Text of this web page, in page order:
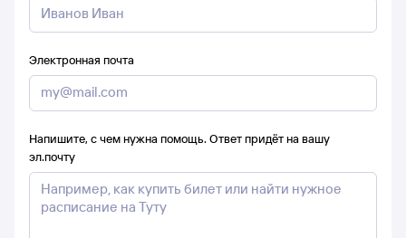
Электронная почта
Напишите, с чем нужна помощь. Ответ придёт на вашу
эл.почту